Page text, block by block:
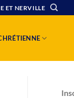
ET NERVILLE